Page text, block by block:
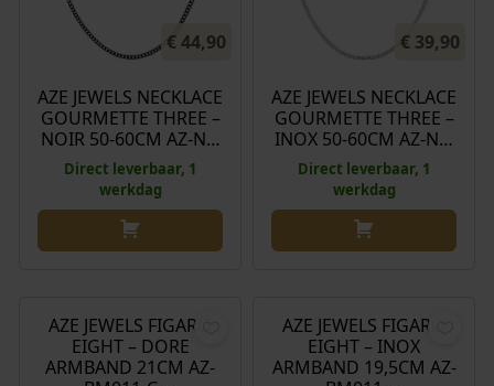
€44,90
AZE JEWELS NECKLACE
GOURMETTE THREE –
NOIR 50-60CM AZ-N…
Direct leverbaar, 1
werkdag
€ 39,90
AZE JEWELS NECKLACE
GOURMETTE THREE –
INOX 50-60CM AZ-N…
Direct leverbaar, 1
werkdag
AZE JEWELS FIGARO
EIGHT – DORE
ARMBAND 21CM AZ-
AZE JEWELS FIGARO
EIGHT – INOX
ARMBAND 19,5CM AZ-